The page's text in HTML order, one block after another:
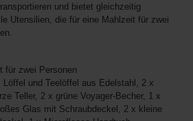
und bietet gleichzeitig
Utensilien, die für eine Mahlzeit für zwei
für zwei Personen
Löffel und Teelöffel aus Edelstahl, 2 x
Teller, 2 x grüne Voyager-Becher, 1 x
Glas mit Schraubdeckel, 2 x kleine